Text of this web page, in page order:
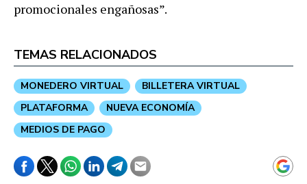
promocionales engañosas”.
TEMAS RELACIONADOS
MONEDERO VIRTUAL
BILLETERA VIRTUAL
PLATAFORMA
NUEVA ECONOMÍA
MEDIOS DE PAGO